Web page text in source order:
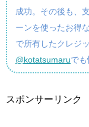
成功。その後も、
ーンを使ったお得
で所有したクレジ
@kotatsumaruでも
スポンサーリンク